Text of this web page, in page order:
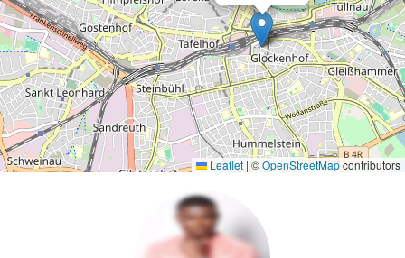
Leaflet | ©OpenStreetMapcontributors